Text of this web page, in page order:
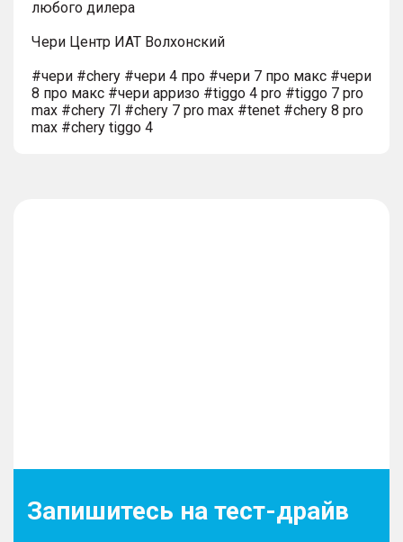
любого дилера
Чери Центр ИАТ Волхонский
#чери #chery #чери 4 про #чери 7 про макс #чери
8 про макс #чери арризо #tiggo 4 pro #tiggo 7 pro
max #chery 7l #chery 7 pro max #tenet #chery 8 pro
max #chery tiggo 4
Запишитесь на тест-драйв